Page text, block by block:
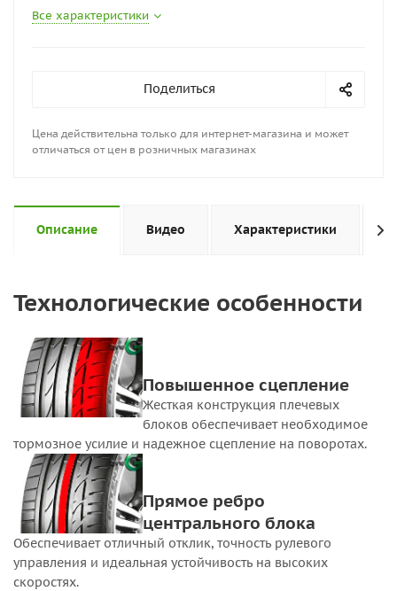
Все характеристики
Поделиться
Цена действительна только для интернет-магазина и может
отличаться от цен в розничных магазинах
Описание Видео Характеристики
Технологические особенности
Повышенное сцепление
Жесткая конструкция плечевых
блоков обеспечивает необходимое
тормозное усилие и надежное сцепление на поворотах.
Прямое ребро
центрального блока
Обеспечивает отличный отклик, точность рулевого
управления и идеальная устойчивость на высоких
скоростях.